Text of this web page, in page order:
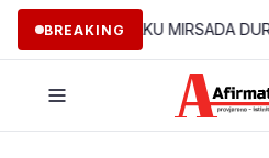
BREAKING
U VOĆNJAKU MIRSADA DURMIĆA•